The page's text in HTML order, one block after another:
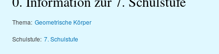
Thema: Geometrische Körper
Schulstufe: 7. Schulstufe